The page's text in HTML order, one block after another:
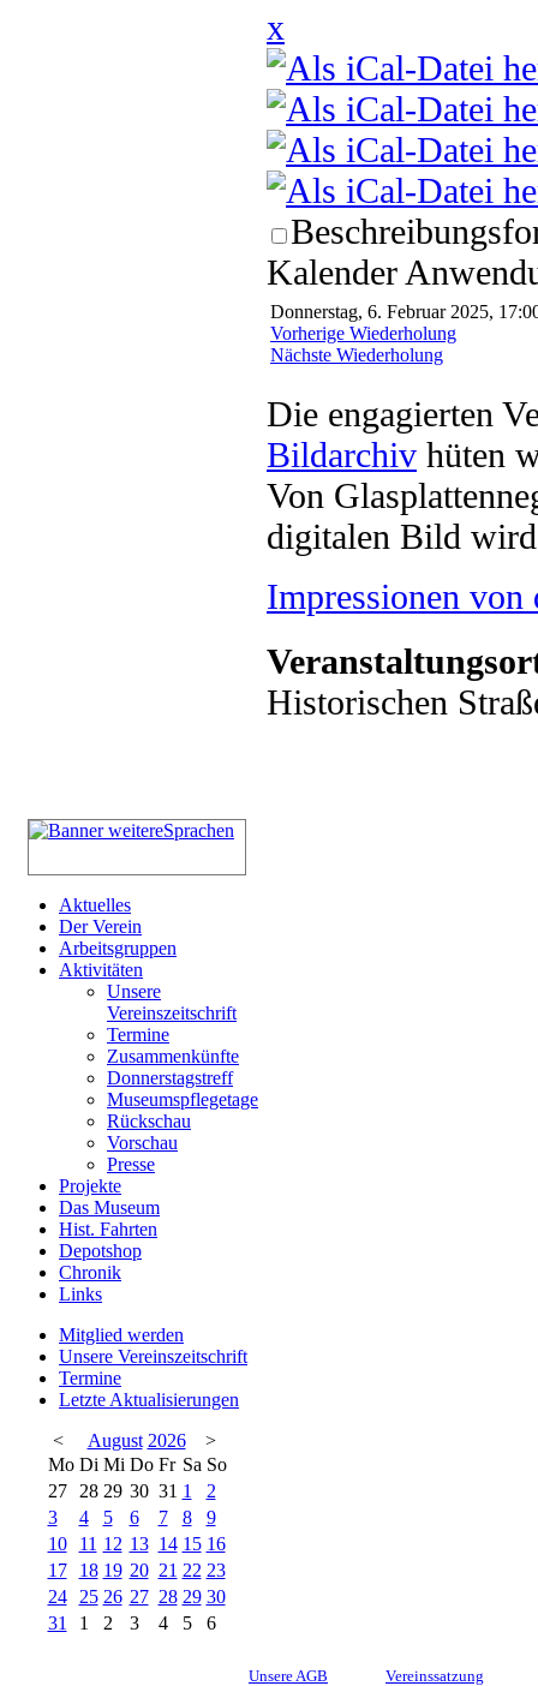
x
Kalender
Donnerstag, 6. Februar 2025,
Vorherige Wiederholung
Nächste Wiederholung
Die engagierten
Bildarchiv hüten
Von
digitalen Bild
Impressionen von
Historischen
Aktuelles
Der Verein
Arbeitsgruppen
Aktivitäten
Unsere
Vereinszeitschrift
Termine
Zusammenkünfte
Donnerstagstreff
Museumspflegetage
Rückschau
Vorschau
Presse
Projekte
Das Museum
Hist. Fahrten
Depotshop
Chronik
Links
Mitglied werden
Unsere Vereinszeitschrift
Termine
Letzte Aktualisierungen
<
August 2026
>
Mo Di Mi Do Fr Sa So
27
28 29 30 31 1
2
3
4 5 6 7 8
9
10
11 12 13 14 15 16
17
18 19 20 21 22 23
24
25 26 27 28 29 30
31
1 2 3 4 5 6
Unsere AGB Vereinssatzung